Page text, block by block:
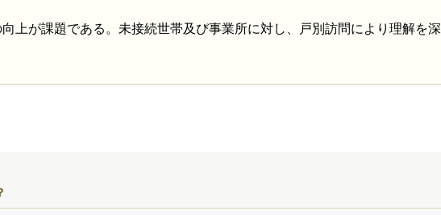
上が課題である。未接続世帯及び事業所に対し、戸別訪問により理解を深